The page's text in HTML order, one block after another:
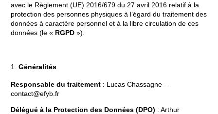
avec le Règlement (UE) 2016/679 du 27 avril 2016 relatif à la
protection des personnes physiques à l’égard du traitement des
données à caractère personnel et à la libre circulation de ces
données (le « RGPD »).
Généralités
Responsable du traitement : Lucas Chassagne –
contact@efyb.fr
Délégué à la Protection des Données (DPO) : Arthur